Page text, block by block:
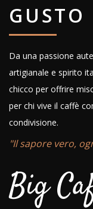
Da una passione
artigianale e spirito
chicco per offrire
per chi vive il caffè
condivisione.
"Il sapore vero,
Big